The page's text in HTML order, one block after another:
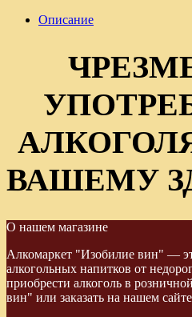
Описание
ВАШЕМУ
О нашем магазине
Алкомаркет "Изобилие вин" —
алкогольных напитков от
приобрести алкоголь в
вин" или заказать на нашем